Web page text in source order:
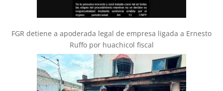
FGR detiene a apoderada legal de empresa ligada a Ernesto
Ruffo por huachicol fiscal